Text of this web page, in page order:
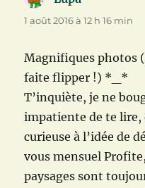
1 août 2016 à 12 h 16 min
Magnifiques photos
faite flipper !) *_*
T’inquiète, je ne
impatiente de te
curieuse à l’idée de
vous mensuel
paysages sont